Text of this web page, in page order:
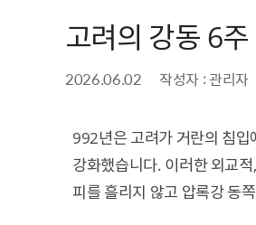
고려의 강동 6주
2026.06.02 작성자 : 관리자
992년은 고려가 거란의 침
강화했습니다. 이러한 외교
피를 흘리지 않고 압록강 동